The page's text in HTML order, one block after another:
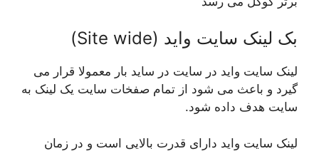
بک لینک سایت واید (Site wide)
لینک سایت واید در سایت در ساید بار معمولا قرار می
گیرد و باعث می شود از تمام صفخات سایت یک لینک به
سایت هدف داده شود.
لینک سایت واید دارای قدرت بالایی است و در زمان